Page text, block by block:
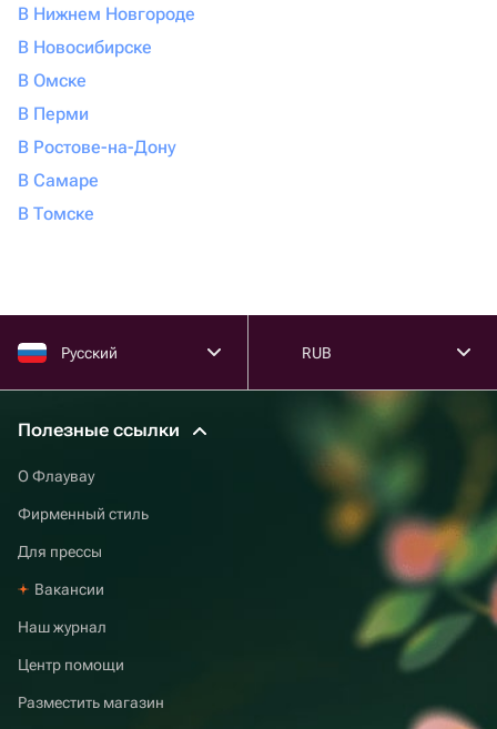
В Нижнем Новгороде
В Новосибирске
В Омске
В Перми
В Ростове-на-Дону
В Самаре
В Томске
Русский RUB
Полезные ссылки
О Флаувау
Фирменный стиль
Для прессы
Вакансии
Наш журнал
Центр помощи
Разместить магазин